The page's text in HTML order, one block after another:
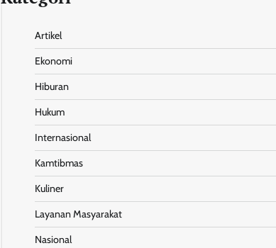
Artikel
Ekonomi
Hiburan
Hukum
Internasional
Kamtibmas
Kuliner
Layanan Masyarakat
Nasional